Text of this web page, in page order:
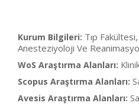
Kurum Bilgileri: Tıp
Anesteziyoloji Ve
WoS Araştırma Alanları:
Scopus Araştırma Alanları:
Avesis Araştırma Alanları: